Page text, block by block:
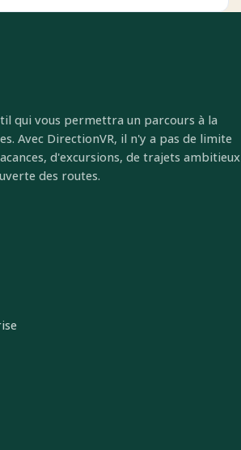
qui vous permettra un parcours à la
Avec DirectionVR, il n'y a pas de limite
d'excursions, de trajets ambitieux
des routes.